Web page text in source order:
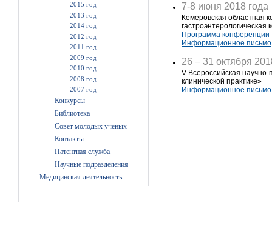
2015 год
2013 год
2014 год
2012 год
2011 год
2009 год
2010 год
2008 год
2007 год
Конкурсы
Библиотека
Совет молодых ученых
Контакты
Патентная служба
Научные подразделения
Медицинская деятельность
7-8 июня 2018 года
Кемеровская областная
Программа конференции
Информационное письмо
26 – 31 октября
V Всероссийская
клинической практике»
Информационное письмо